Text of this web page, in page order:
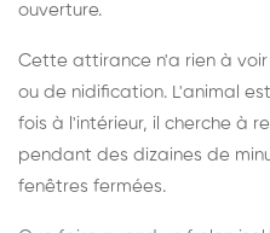
ouverture.
Cette attirance n'a rien à
ou de nidification. L'animal
fois à l'intérieur, il cherche à
pendant des dizaines de
fenêtres fermées.